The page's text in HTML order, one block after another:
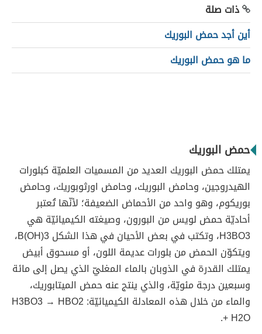
ذات صلة
أين أجد حمض البوريك
ما هو حمض البوريك
حمض البوريك
يمتلك حمض البوريك العديد من المسميات العلميّة كبلورات
الهيدروجين، وحامض البوريك، وحامض اورثوبوريك، وحامض
بوريكوم، وهو واحد من الأحماض الضعيفة؛ لأنّها تُعتبر
أحاديّة حمض لويس من البورون، وصيغته الكيميائيّة هي
H3BO3، وتكتب في بعض الأحيان في هذا الشكل B(OH)3،
ويتكوّن الحمض من بلورات عديمة اللون، أو مسحوق أبيض
يمتلك القدرة في الذوبان بالماء المغليّ الذي يصل إلى مائة
وسبعين درجة مئويّة، والذي ينتج عنه حمض الميتابوريك،
والماء من خلال هذه المعادلة الكيميائيّة: H3BO3 → HBO2
+ H2O.